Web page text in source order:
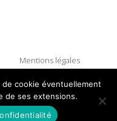
Mentions légales
Adhérez à 9 Lives
!
cookie éventuellement
de ses extensions.